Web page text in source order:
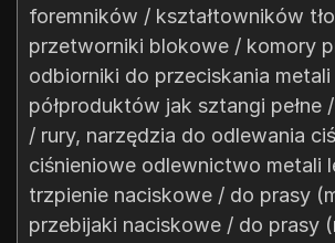
foremników / kształtowników
przetworniki blokowe / komory
odbiorniki do przeciskania metali
półproduktów jak sztangi pełne
/ rury, narzędzia do odlewania
ciśnieniowe odlewnictwo metali
trzpienie naciskowe / do prasy
przebijaki naciskowe / do prasy